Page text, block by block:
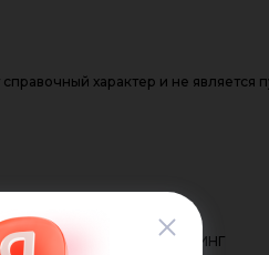
характер и не
ПЭЙКИПЕР-ПРОЦЕССИНГ